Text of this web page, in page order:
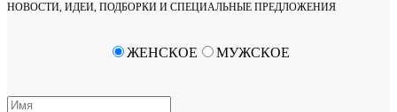
НОВОСТИ, ИДЕИ, ПОДБОРКИ И СПЕЦИАЛЬНЫЕ ПРЕДЛОЖЕНИЯ
ЖЕНСКОЕ МУЖСКОЕ